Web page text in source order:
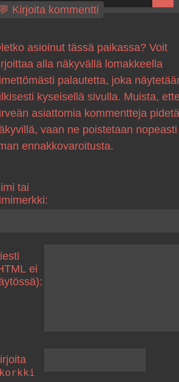
💬 Kirjoita kommentti
asioinut tässä paikassa? Voit
alla näkyvällä lomakkeella
palautetta, joka
kyseisellä sivulla. Muista,
asiattomia kommentteja pidetä
vaan ne poistetaan
ennakkovaroitusta.
tai
ei